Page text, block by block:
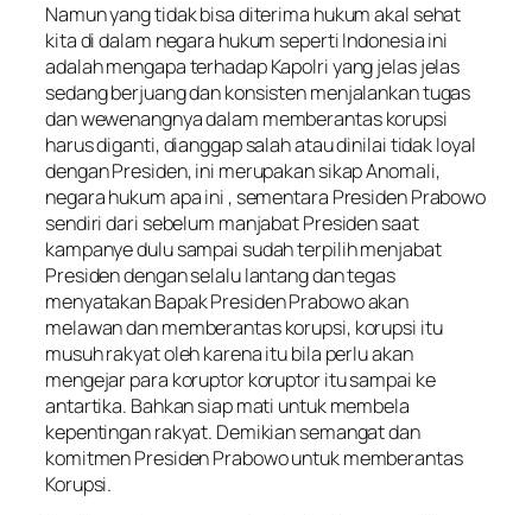
Namun yang tidak bisa diterima hukum akal sehat
kita di dalam negara hukum seperti Indonesia ini
adalah mengapa terhadap Kapolri yang jelas jelas
sedang berjuang dan konsisten menjalankan tugas
dan wewenangnya dalam memberantas korupsi
harus diganti, dianggap salah atau dinilai tidak loyal
dengan Presiden, ini merupakan sikap Anomali,
negara hukum apa ini , sementara Presiden Prabowo
sendiri dari sebelum manjabat Presiden saat
kampanye dulu sampai sudah terpilih menjabat
Presiden dengan selalu lantang dan tegas
menyatakan Bapak Presiden Prabowo akan
melawan dan memberantas korupsi, korupsi itu
musuh rakyat oleh karena itu bila perlu akan
mengejar para koruptor koruptor itu sampai ke
antartika. Bahkan siap mati untuk membela
kepentingan rakyat. Demikian semangat dan
komitmen Presiden Prabowo untuk memberantas
Korupsi.